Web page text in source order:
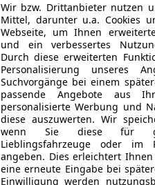
Wir bzw. Drittanbieter nutzen
Mittel, darunter u.a. Cookies
Webseite, um Ihnen
und ein verbessertes
Durch diese erweiterten
Personalisierung unseres
Suchvorgänge bei einem
passende Angebote aus
personalisierte Werbung und
diese auszuwerten. Wir
wenn Sie diese für
Lieblingsfahrzeuge oder im
angeben. Dies erleichtert
eine erneute Eingabe bei
Einwilligung werden